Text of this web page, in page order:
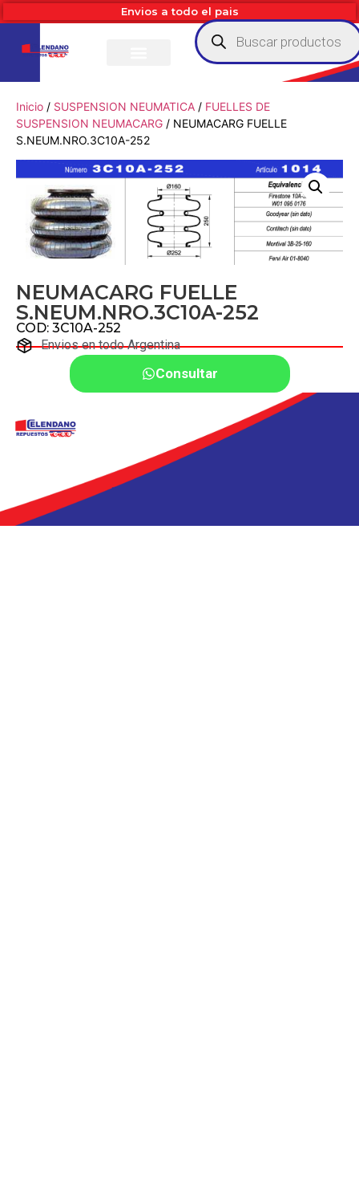
Envios a todo el pais
Inicio / SUSPENSION NEUMATICA / FUELLES DE
SUSPENSION NEUMACARG / NEUMACARG FUELLE
S.NEUM.NRO.3C10A-252
NEUMACARG FUELLE
S.NEUM.NRO.3C10A-252
COD: 3C10A-252
Envios en todo Argentina
Consultar